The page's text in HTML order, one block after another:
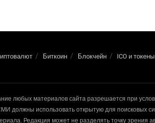
Биткоин Блокчейн ICO и токены
любых материалов сайта разрешается при
должны использовать открытую для поисковых
Редакция может не разделять точку зрения